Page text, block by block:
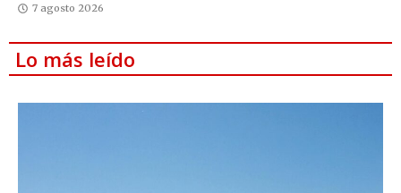
7 agosto 2026
Lo más leído